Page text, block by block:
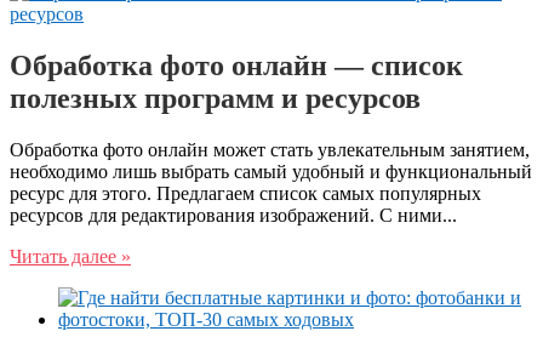
Обработка фото онлайн — список
полезных программ и ресурсов
Обработка фото онлайн может стать увлекательным занятием,
необходимо лишь выбрать самый удобный и функциональный
ресурс для этого. Предлагаем список самых популярных
ресурсов для редактирования изображений. С ними...
Читать далее »